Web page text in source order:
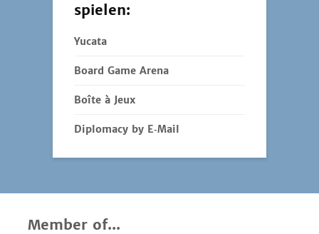
spielen:
Yucata
Board Game Arena
Boîte à Jeux
Diplomacy by E‑Mail
Member of...